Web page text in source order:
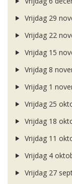
Vrijdag 29
Vrijdag 22
Vrijdag 15
Vrijdag 8
Vrijdag 1
Vrijdag 25
Vrijdag 18
Vrijdag 11
Vrijdag 4
Vrijdag 27